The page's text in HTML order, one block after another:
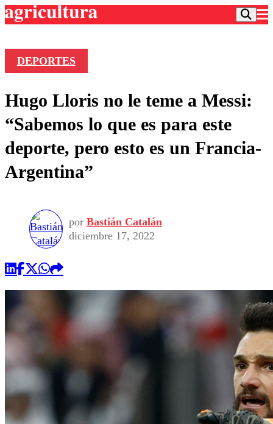
Frecuencias
Agricultura TV
Deportes
Colo Colo
Motor
Torneo Internacional
Torneo Nacional
Entretención
Noticias
Internacional
Nacional
Vida Social
Programas
Comercial
DEPORTES
Hugo Lloris no le teme a Messi:
“Sabemos lo que es para este
deporte, pero esto es un Francia-
Argentina”
por Bastián Catalán
diciembre 17, 2022